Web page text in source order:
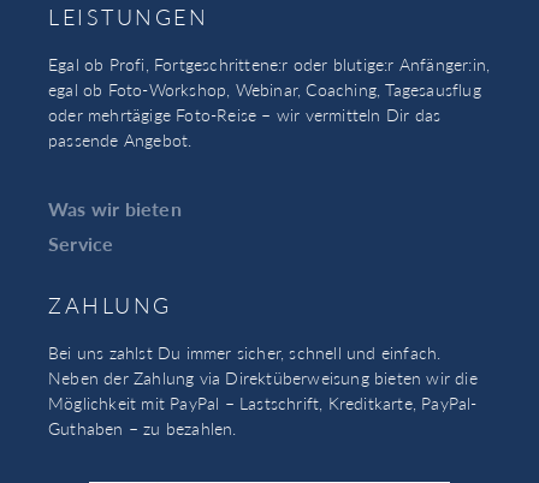
LEISTUNGEN
Egal ob Profi, Fortgeschrittene:r oder blutige:r Anfänger:in,
egal ob Foto-Workshop, Webinar, Coaching, Tagesausflug
oder mehrtägige Foto-Reise – wir vermitteln Dir das
passende Angebot.
Was wir bieten
Service
ZAHLUNG
Bei uns zahlst Du immer sicher, schnell und einfach.
Neben der Zahlung via Direktüberweisung bieten wir die
Möglichkeit mit PayPal – Lastschrift, Kreditkarte, PayPal-
Guthaben – zu bezahlen.